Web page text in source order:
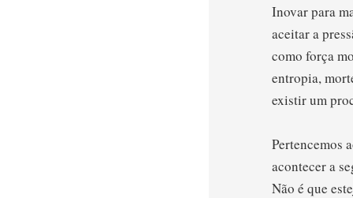
Inovar para
aceitar a
como força
entropia,
existir um
Pertencemos
acontecer a
Não é que